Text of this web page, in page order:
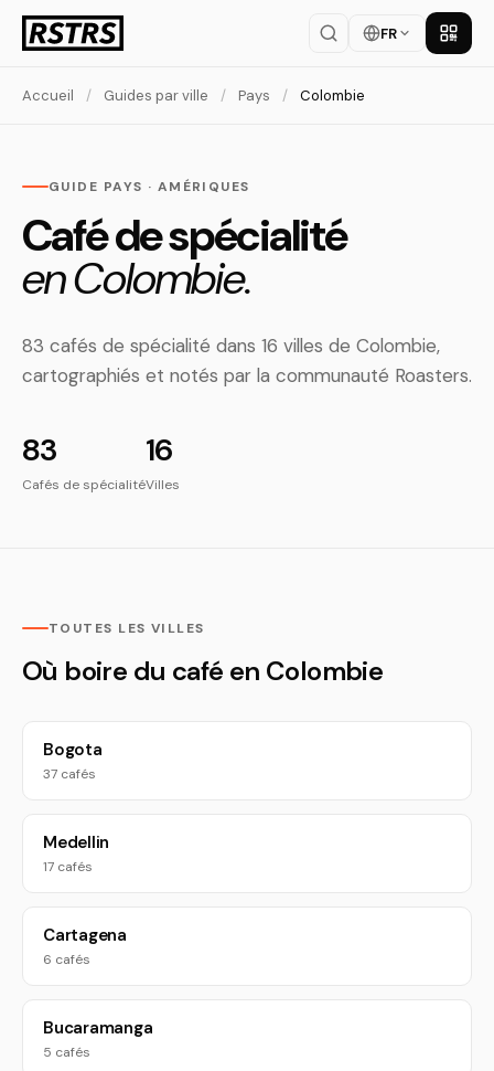
FR
Accueil / Guides par ville / Pays / Colombie
GUIDE PAYS · AMÉRIQUES
Café de spécialité
en Colombie.
83 cafés de spécialité dans 16 villes de Colombie,
cartographiés et notés par la communauté Roasters.
83
Cafés de spécialité
16
Villes
TOUTES LES VILLES
Où boire du café en Colombie
Bogota
37 cafés
Medellin
17 cafés
Cartagena
6 cafés
Bucaramanga
5 cafés